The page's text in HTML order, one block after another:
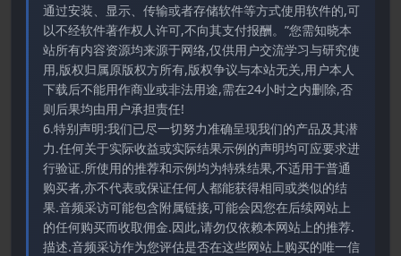
通过安装、显示、传输或者存储软件等方式使用软件的,可
以不经软件著作权人许可,不向其支付报酬。”您需知晓本
站所有内容资源均来源于网络,仅供用户交流学习与研究使
用,版权归属原版权方所有,版权争议与本站无关,用户本人
下载后不能用作商业或非法用途,需在24小时之内删除,否
则后果均由用户承担责任!
6.特别声明:我们已尽一切努力准确呈现我们的产品及其潜
力.任何关于实际收益或实际结果示例的声明均可应要求进
行验证.所使用的推荐和示例均为特殊结果,不适用于普通
购买者,亦不代表或保证任何人都能获得相同或类似的结
果.音频采访可能包含附属链接,可能会因您在后续网站上
的任何购买而收取佣金.因此,请勿仅依赖本网站上的推荐.
描述.音频采访作为您评估是否在这些网站上购买的唯一信